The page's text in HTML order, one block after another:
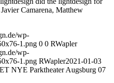
Camarena, Matthew
wp-
1.png 0 0 RWapler
wp-
1.png RWapler2021-01-03
NYE Parktheater Augsburg 07